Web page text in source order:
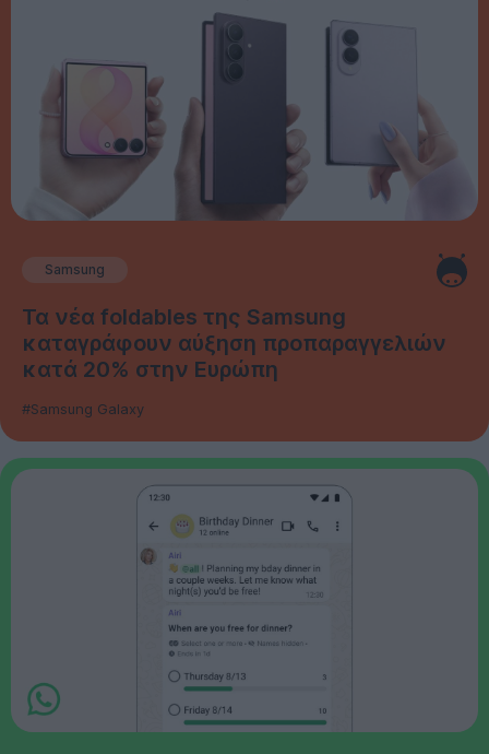
Samsung
Τα νέα foldables της Samsung
καταγράφουν αύξηση προπαραγγελιών
κατά 20% στην Ευρώπη
#Samsung Galaxy